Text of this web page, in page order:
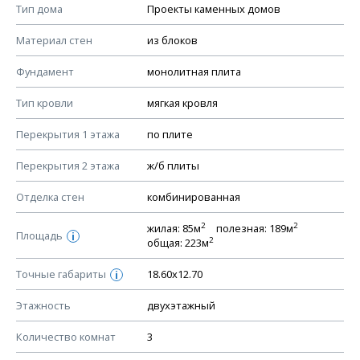
Тип дома Проекты каменных домов
Материал стен из блоков
Фундамент монолитная плита
Тип кровли мягкая кровля
Перекрытия 1 этажа по плите
Перекрытия 2 этажа ж/б плиты
Отделка стен комбинированная
Площадь i
жилая: 85м2 полезная: 189м2
общая: 223м2
Точные габариты i 18.60х12.70
Этажность двухэтажный
Количество комнат 3
Смотрите советы по выбору материала в нашем
КОНСТРУКТИВНЫЕ РЕШЕНИЯ (КР)
Ведомость рабочих чертежей основного комплекта КР
План фундамента
Устройство фундамента, спецификация материалов
Планы перекрытий этажей, спецификация элементов
Устройство перекрытий
Устройство стен
Спецификация материалов стен
Схема расположения лаг чердака (если есть)
Схема расположения элементов стропил
Спецификация элементов стропил
Устройство стропильной системы
Узлы устройства кровли